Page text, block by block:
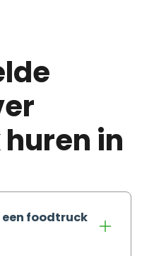
in
een foodtruck